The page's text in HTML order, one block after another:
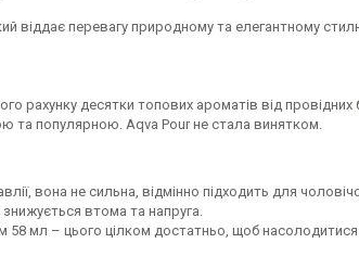
віддає перевагу природному та елегантному
рахунку десятки топових ароматів від провідних
та популярною. Aqva Pour не стала винятком.
вона не сильна, відмінно підходить для
втома та напруга.
58 мл – цього цілком достатньо, щоб